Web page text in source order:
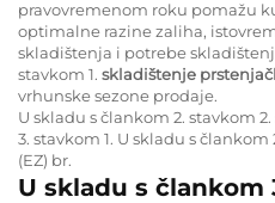
pravovremenom roku pomažu
optimalne razine zaliha,
skladištenja i potrebe
stavkom 1. skladištenje
vrhunske sezone prodaje.
U skladu s člankom 2. stavkom
3. stavkom 1. U skladu s
(EZ) br.
U skladu s člankom